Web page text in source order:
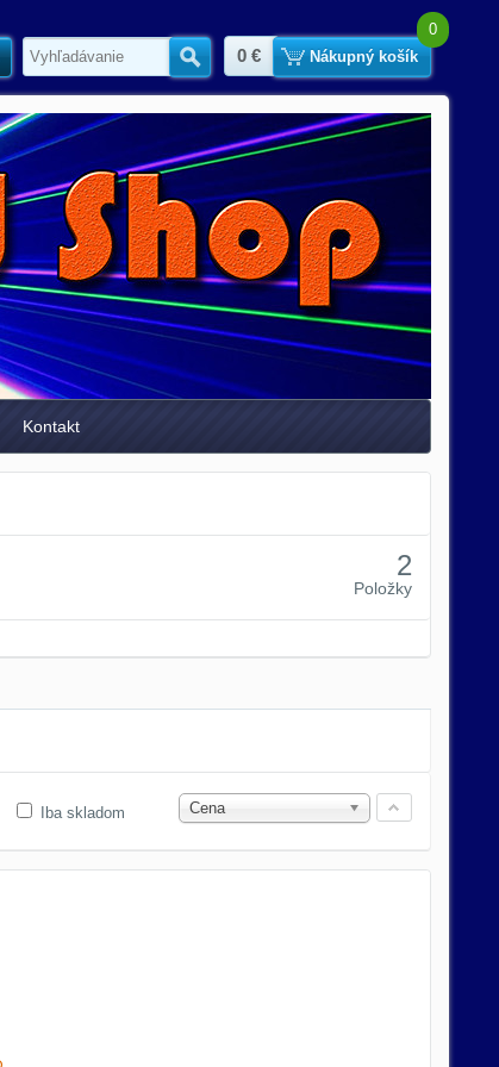
Hľadať
0 €
0
Nákupný košík
Kontakt
2
Položky
Cena
Iba skladom